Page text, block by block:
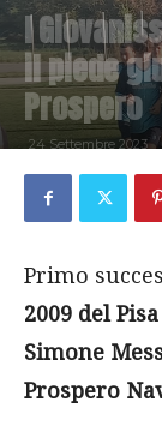
I
il piede
Prospero
24 Settembre 2023
Primo
2009 del
Simone
Prospero